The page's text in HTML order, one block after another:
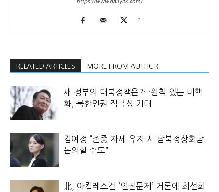
https://www.dailynk.com/
RELATED ARTICLES MORE FROM AUTHOR
새 정부의 대북정책은?…원칙 있는 비핵
화, 북한인권 적극성 기대
김여정 “존중 자세 유지 시 남북정상회담
논의할 수도”
北, 아킬레스건 ‘인권문제’ 거론에 최선희